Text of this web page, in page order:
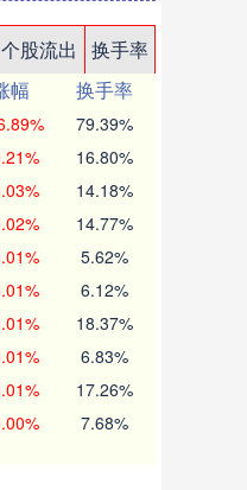
个股流出
换手率
幅
换手率
79.39%
16.80%
14.18%
14.77%
5.62%
6.12%
18.37%
6.83%
17.26%
7.68%